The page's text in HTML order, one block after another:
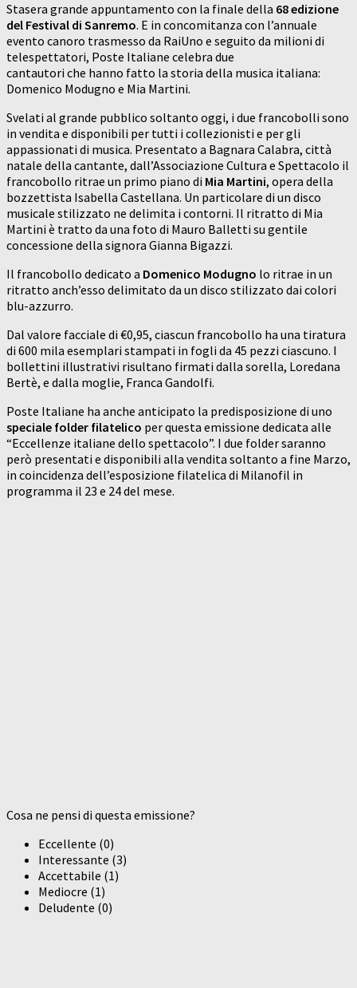
Stasera grande appuntamento con la finale della 68 edizione
del Festival di Sanremo. E in concomitanza con l’annuale
evento canoro trasmesso da RaiUno e seguito da milioni di
telespettatori, Poste Italiane celebra due
cantautori che hanno fatto la storia della musica italiana:
Domenico Modugno e Mia Martini.
Svelati al grande pubblico soltanto oggi, i due francobolli sono
in vendita e disponibili per tutti i collezionisti e per gli
appassionati di musica. Presentato a Bagnara Calabra, città
natale della cantante, dall’Associazione Cultura e Spettacolo il
francobollo ritrae un primo piano di Mia Martini, opera della
bozzettista Isabella Castellana. Un particolare di un disco
musicale stilizzato ne delimita i contorni. Il ritratto di Mia
Martini è tratto da una foto di Mauro Balletti su gentile
concessione della signora Gianna Bigazzi.
Il francobollo dedicato a Domenico Modugno lo ritrae in un
ritratto anch’esso delimitato da un disco stilizzato dai colori
blu-azzurro.
Dal valore facciale di €0,95, ciascun francobollo ha una tiratura
di 600 mila esemplari stampati in fogli da 45 pezzi ciascuno. I
bollettini illustrativi risultano firmati dalla sorella, Loredana
Bertè, e dalla moglie, Franca Gandolfi.
Poste Italiane ha anche anticipato la predisposizione di uno
speciale folder filatelico per questa emissione dedicata alle
“Eccellenze italiane dello spettacolo”. I due folder saranno
però presentati e disponibili alla vendita soltanto a fine Marzo,
in coincidenza dell’esposizione filatelica di Milanofil in
programma il 23 e 24 del mese.
Cosa ne pensi di questa emissione?
Eccellente (0)
Interessante (3)
Accettabile (1)
Mediocre (1)
Deludente (0)